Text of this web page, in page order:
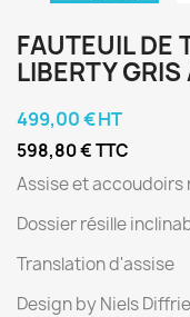
FAUTEUIL DE
LIBERTY
499,00 € HT
598,80 € TTC
Assise et accoudoirs
Dossier résille
Translation d'assise
Design by Niels